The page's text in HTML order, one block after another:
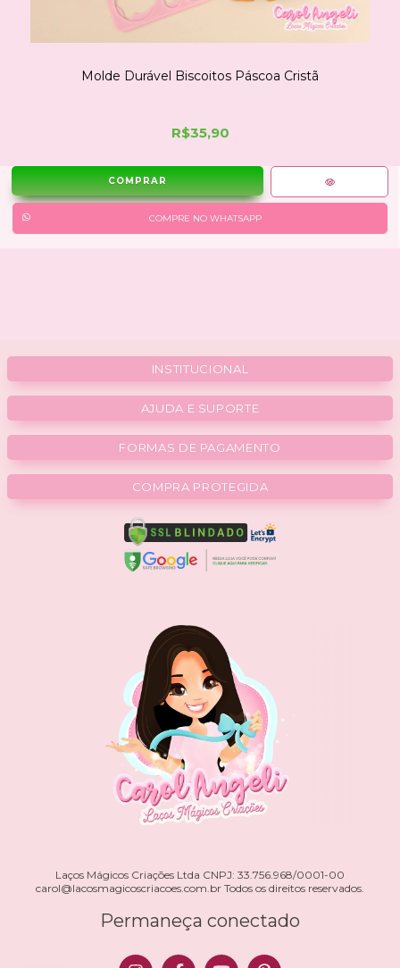
Molde Durável Biscoitos Páscoa Cristã
R$35,90
COMPRE NO WHATSAPP
INSTITUCIONAL
AJUDA E SUPORTE
FORMAS DE PAGAMENTO
COMPRA PROTEGIDA
Laços Mágicos Criações Ltda CNPJ: 33.756.968/0001-00
carol@lacosmagicoscriacoes.com.br Todos os direitos reservados.
Permaneça conectado